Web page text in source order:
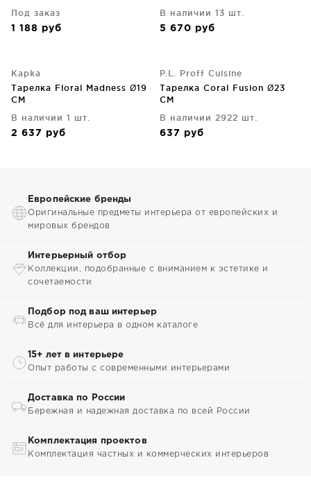
Под заказ
1 188 руб
В наличии 13 шт.
5 670 руб
Kapka
Тарелка Floral Madness Ø19
CM
В наличии 1 шт.
2 637 руб
P.L. Proff Cuisine
Тарелка Coral Fusion Ø23
CM
В наличии 2922 шт.
637 руб
Европейские бренды
Оригинальные предметы интерьера от европейских и
мировых брендов
Интерьерный отбор
Коллекции, подобранные с вниманием к эстетике и
сочетаемости
Подбор под ваш интерьер
Всё для интерьера в одном каталоге
15+ лет в интерьере
Опыт работы с современными интерьерами
Доставка по России
Бережная и надежная доставка по всей России
Комплектация проектов
Комплектация частных и коммерческих интерьеров